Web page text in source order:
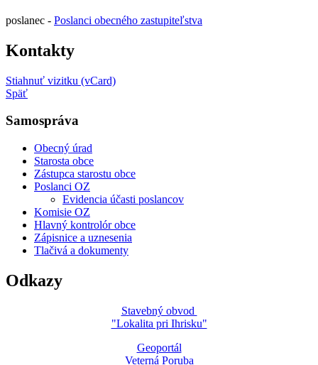
poslanec - Poslanci obecného zastupiteľstva
Kontakty
Stiahnuť vizitku (vCard)
Späť
Samospráva
Obecný úrad
Starosta obce
Zástupca starostu obce
Poslanci OZ
Evidencia účasti poslancov
Komisie OZ
Hlavný kontrolór obce
Zápisnice a uznesenia
Tlačivá a dokumenty
Odkazy
Stavebný obvod
"Lokalita pri Ihrisku"
Geoportál
Veterná Poruba